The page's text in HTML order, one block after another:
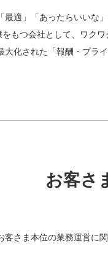
適」「あったらいいな」
もつ会社として、ワクワ
化された「報酬・プラ
お客さ
さま本位の業務運営に